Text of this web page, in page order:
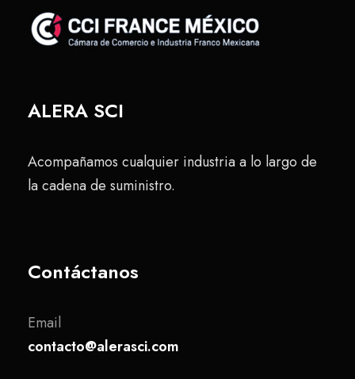
ALERA SCI
Acompañamos cualquier industria a lo largo de
la cadena de suministro.
Contáctanos
Email
contacto@alerasci.com